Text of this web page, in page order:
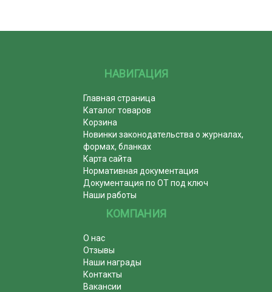
НАВИГАЦИЯ
Главная страница
Каталог товаров
Корзина
Новинки законодательства о журналах,
формах, бланках
Карта сайта
Нормативная документация
Документация по ОТ под ключ
Наши работы
КОМПАНИЯ
О нас
Отзывы
Наши награды
Контакты
Вакансии